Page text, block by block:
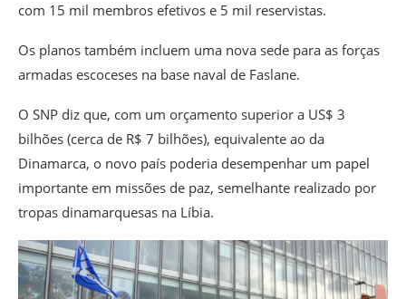
com 15 mil membros efetivos e 5 mil reservistas.
Os planos também incluem uma nova sede para as forças
armadas escoceses na base naval de Faslane.
O SNP diz que, com um orçamento superior a US$ 3
bilhões (cerca de R$ 7 bilhões), equivalente ao da
Dinamarca, o novo país poderia desempenhar um papel
importante em missões de paz, semelhante realizado por
tropas dinamarquesas na Líbia.